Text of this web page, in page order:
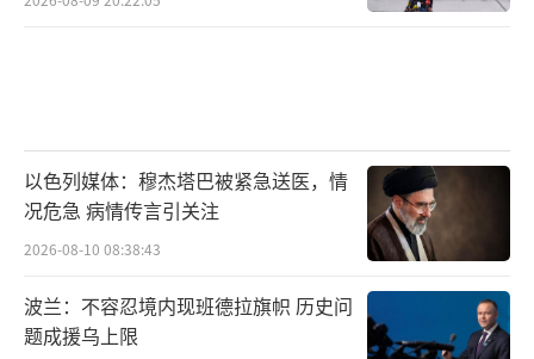
以色列媒体：穆杰塔巴被紧急送医，情
况危急 病情传言引关注
2026-08-10 08:38:43
波兰：不容忍境内现班德拉旗帜 历史问
题成援乌上限